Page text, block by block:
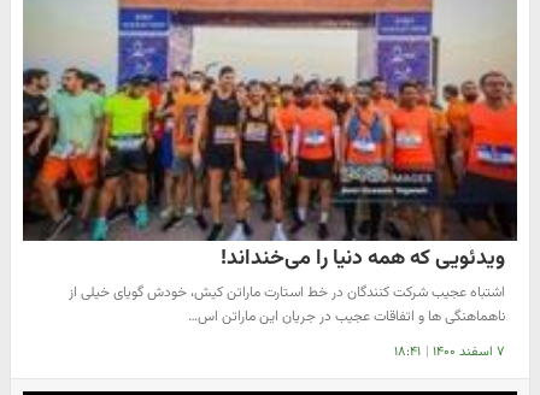
ویدئویی که همه دنیا را می‌خنداند!
اشتباه عجیب شرکت کنندگان در خط استارت ماراتن کیش، خودش گویای خیلی از
ناهماهنگی ها و اتفاقات عجیب در جریان این ماراتن اس…
۷ اسفند ۱۴۰۰ | ۱۸:۴۱